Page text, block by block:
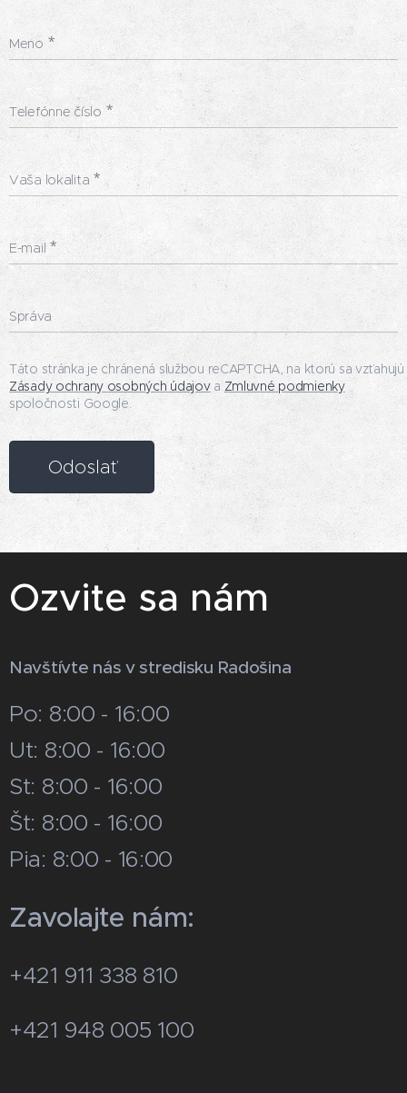
Meno
Telefónne číslo
Vaša lokalita
E-mail
Správa
Táto stránka je chránená službou reCAPTCHA, na ktorú sa vzťahujú
Zásady ochrany osobných údajova Zmluvné podmienky
spoločnosti Google.
Odoslať
Ozvite sa nám
Navštívte nás v stredisku Radošina
Po: 8:00 - 16:00
Ut: 8:00 - 16:00
St: 8:00 - 16:00
Št: 8:00 - 16:00
Pia: 8:00 - 16:00
Zavolajte nám:
+421 911 338 810
+421 948 005 100